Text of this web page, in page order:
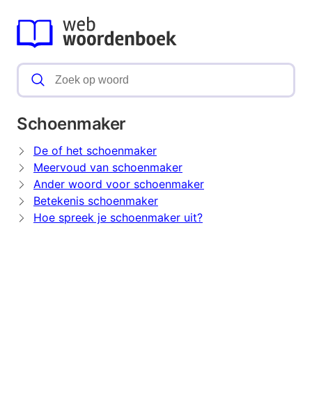
Schoenmaker
De of het schoenmaker
Meervoud van schoenmaker
Ander woord voor schoenmaker
Betekenis schoenmaker
Hoe spreek je schoenmaker uit?